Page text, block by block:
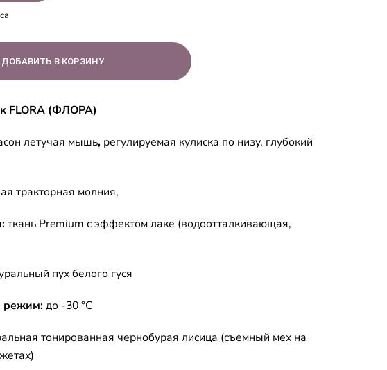
FLORA (ФЛОРА)
летучая мышь, регулируемая кулиска по низу, глубокий
тракторная молния,
ткань Premium с эффектом лаке (водоотталкивающая,
пух белого гуся
режим: до -30 °C
тонированная чернобурая лисица (съемный мех на